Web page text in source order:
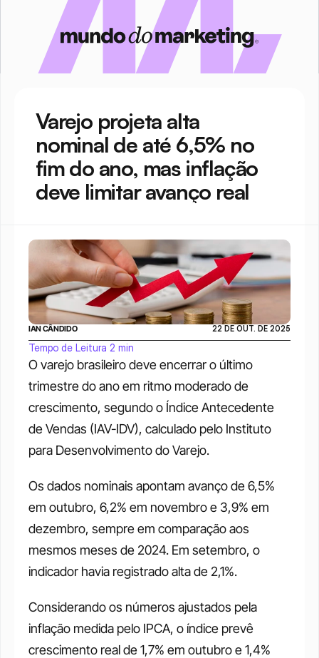
Varejo projeta alta
nominal de até 6,5% no
fim do ano, mas inflação
deve limitar avanço real
O varejo brasileiro deve encerrar o último
trimestre do ano em ritmo moderado de
crescimento, segundo o Índice Antecedente
de Vendas (IAV-IDV), calculado pelo Instituto
para Desenvolvimento do Varejo.
Os dados nominais apontam avanço de 6,5%
em outubro, 6,2% em novembro e 3,9% em
dezembro, sempre em comparação aos
mesmos meses de 2024. Em setembro, o
indicador havia registrado alta de 2,1%.
Considerando os números ajustados pela
inflação medida pelo IPCA, o índice prevê
crescimento real de 1,7% em outubro e 1,4%
IAN CÂNDIDO 22 DE OUT. DE 2025
Tempo de Leitura 2 min